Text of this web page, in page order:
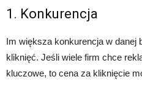
1. Konkurencja
Im większa konkurencja w
kliknięć. Jeśli wiele firm chce
kluczowe, to cena za kliknięcie